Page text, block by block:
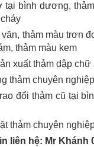
tại bình dương,
thảm màu trơn
thảm màu kem
xuất thảm dập
thảm chuyên
đổi thảm cũ tại
thảm chuyên
liên hệ: Mr Khánh